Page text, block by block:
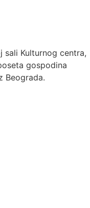
sali Kulturnog centra,
gospodina
Beograda.